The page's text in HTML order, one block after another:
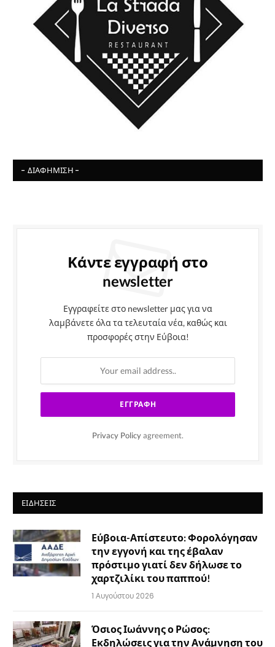
- ΔΙΑΦΉΜΙΣΗ -
Κάντε εγγραφή στο
newsletter
Εγγραφείτε στο newsletter μας για να
λαμβάνετε όλα τα τελευταία νέα, καθώς και
προσφορές στην Εύβοια!
Privacy Policy agreement.
ΕΙΔΉΣΕΙΣ
Εύβοια-Απίστευτο: Φορολόγησαν
την εγγονή και της έβαλαν
πρόστιμο γιατί δεν δήλωσε το
χαρτζιλίκι του παππού!
1 Αυγούστου 2026
Όσιος Ιωάννης ο Ρώσος:
Εκδηλώσεις για την Ανάμνηση του